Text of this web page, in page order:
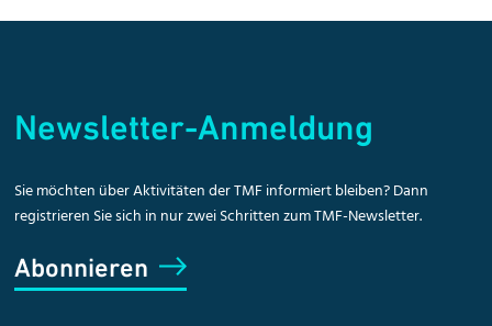
Newsletter-Anmeldung
Sie möchten über Aktivitäten der TMF informiert bleiben? Dann
registrieren Sie sich in nur zwei Schritten zum TMF-Newsletter.
Abonnieren